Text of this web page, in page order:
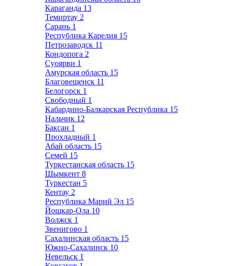
Караганда 13
Темиртау 2
Сарань 1
Республика Карелия 15
Петрозаводск 11
Кондопога 2
Суоярви 1
Амурская область 15
Благовещенск 11
Белогорск 1
Свободный 1
Кабардино-Балкарская Республика 15
Нальчик 12
Баксан 1
Прохладный 1
Абай область 15
Семей 15
Туркестанская область 15
Шымкент 8
Туркестан 5
Кентау 2
Республика Марий Эл 15
Йошкар-Ола 10
Волжск 1
Звенигово 1
Сахалинская область 15
Южно-Сахалинск 10
Невельск 1